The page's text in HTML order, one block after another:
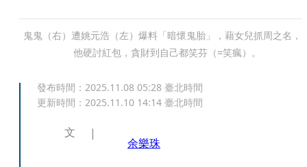
鬼鬼（右）遭姚元浩（左）爆料「暗懷鬼胎」，藉女兒抓周之名，
他硬討紅包，貪財到自己都笑芬（=笑瘋）。
發布時間： 2025.11.08 05:28 臺北時間
更新時間： 2025.11.10 14:14 臺北時間
文
余樂珠